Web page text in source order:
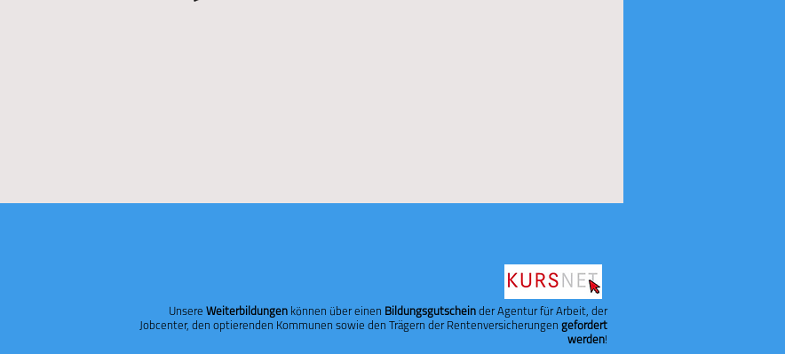
Unsere Weiterbildungen können über einen Bildungsgutschein der Agentur für Arbeit, der
Jobcenter, den optierenden Kommunen sowie den Trägern der Rentenversicherungen gefördert
werden!